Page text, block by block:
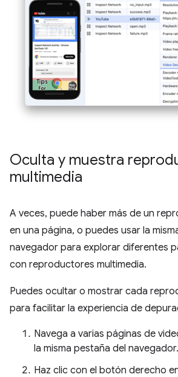
Oculta y muestra
multimedia
A veces, puede haber más de un
en una página, o puedes usar la
navegador para explorar diferentes
con reproductores multimedia.
Puedes ocultar o mostrar cada
para facilitar la experiencia de
Navega a varias páginas de
la misma pestaña del navegador.
Haz clic con el botón derecho